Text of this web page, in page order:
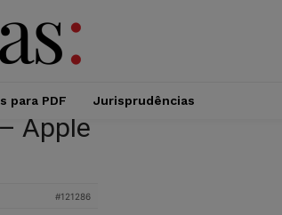
para PDF Jurisprudências
Apple
#121286